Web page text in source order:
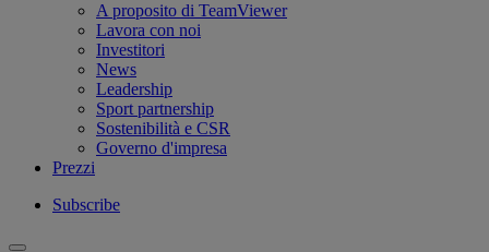
A proposito di TeamViewer
Lavora con noi
Investitori
News
Leadership
Sport partnership
Sostenibilità e CSR
Governo d'impresa
Prezzi
Subscribe